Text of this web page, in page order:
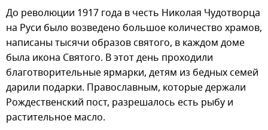
До революции 1917 года в честь Николая Чудотворца
на Руси было возведено большое количество храмов,
написаны тысячи образов святого, в каждом доме
была икона Святого. В этот день проходили
благотворительные ярмарки, детям из бедных семей
дарили подарки. Православным, которые держали
Рождественский пост, разрешалось есть рыбу и
растительное масло.